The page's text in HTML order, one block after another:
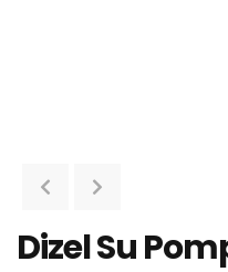
Dizel Su